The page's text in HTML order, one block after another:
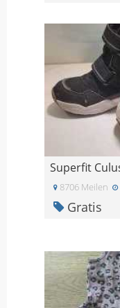
8706 Meilen
Gratis